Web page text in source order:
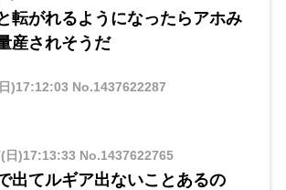
転がれるようになったらアホみ
産されそうだ
)17:12:03 No.1437622287
日)17:13:33 No.1437622765
出てルギア出ないことあるの